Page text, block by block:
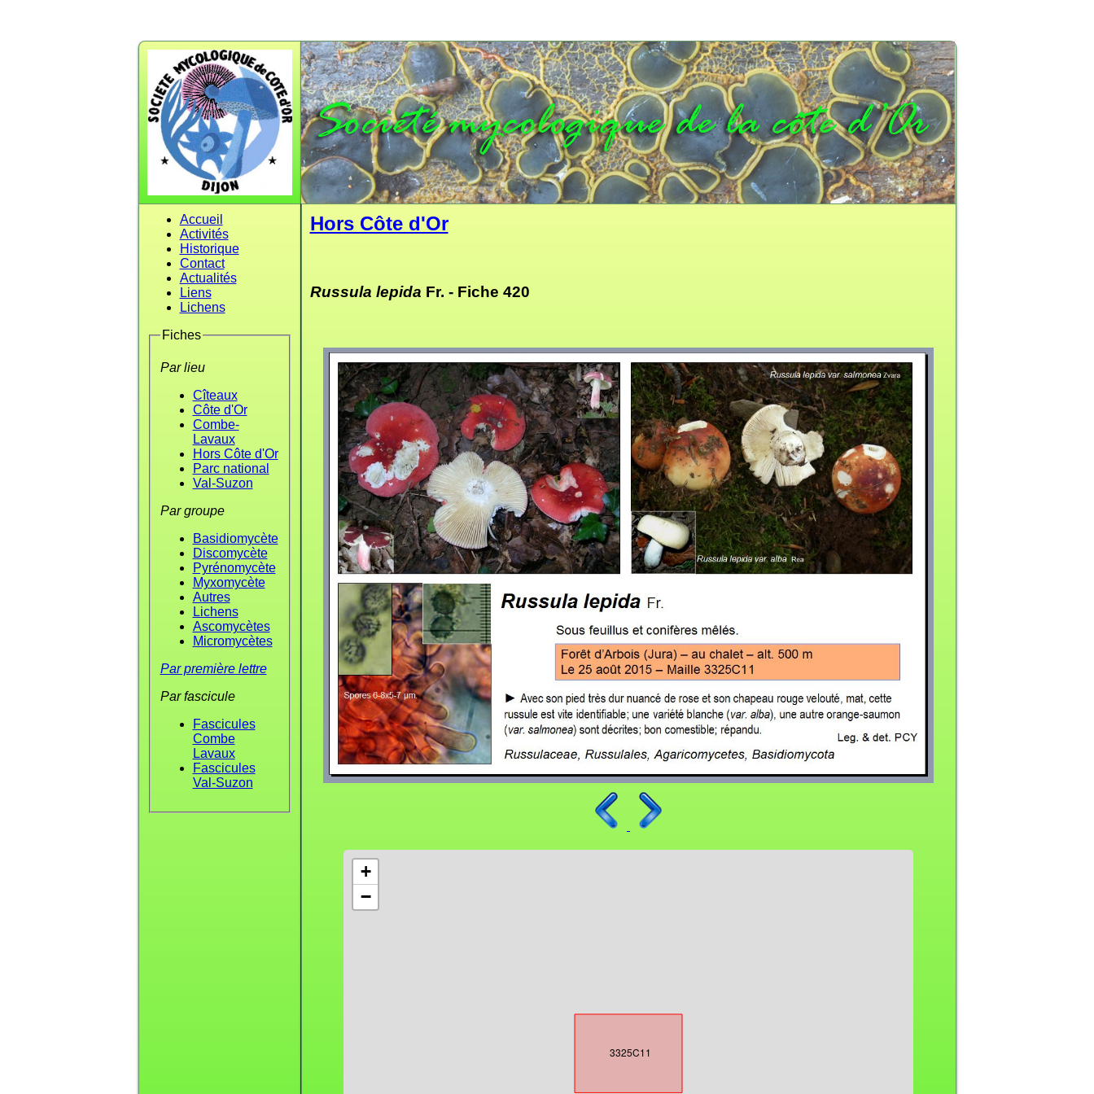
Accueil
Activités
Historique
Contact
Actualités
Liens
Lichens
Fiches
Par lieu
Cîteaux
Côte d'Or
Combe-
Lavaux
Hors Côte d'Or
Parc national
Val-Suzon
Par groupe
Basidiomycète
Discomycète
Pyrénomycète
Myxomycète
Autres
Lichens
Ascomycètes
Micromycètes
Par première lettre
Par fascicule
Fascicules
Combe
Lavaux
Fascicules
Val-Suzon
Hors Côte d'Or
Russula lepida Fr. - Fiche 420
3325C11
+
−